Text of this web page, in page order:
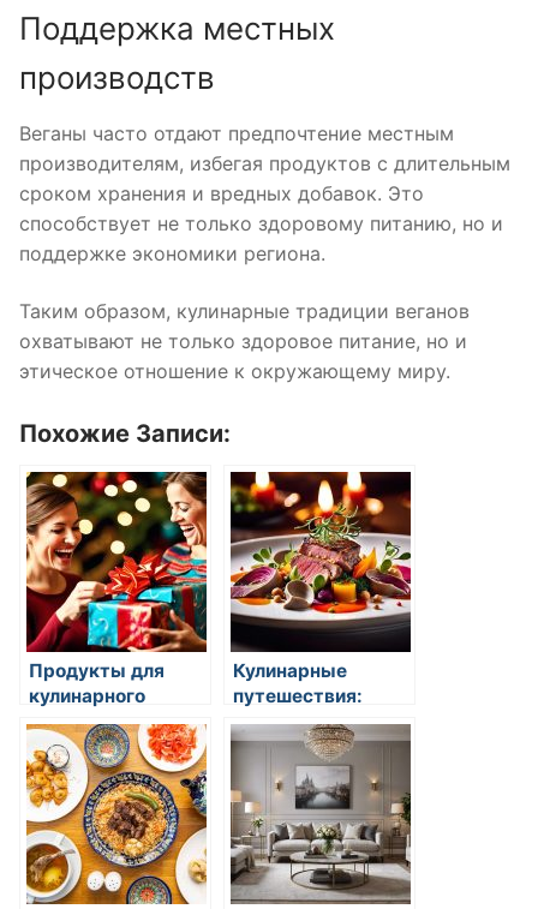
Поддержка местных
производств
Веганы часто отдают предпочтение местным
производителям, избегая продуктов с длительным
сроком хранения и вредных добавок. Это
способствует не только здоровому питанию, но и
поддержке экономики региона.
Таким образом, кулинарные традиции веганов
охватывают не только здоровое питание, но и
этическое отношение к окружающему миру.
Похожие Записи:
Продукты для
кулинарного
искусства
Кулинарные
путешествия:
вдохновение в
разных странах